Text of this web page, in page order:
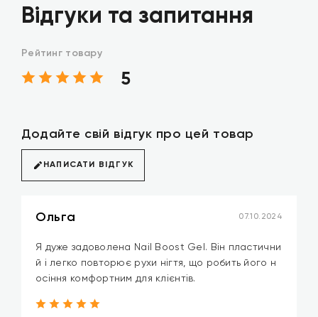
Відгуки та запитання
Рейтинг товару
5
Додайте свій відгук про цей товар
НАПИСАТИ ВІДГУК
Ольга 07.10.2024
Я дуже задоволена Nail Boost Gel. Він пластични
й і легко повторює рухи нігтя, що робить його н
осіння комфортним для клієнтів.